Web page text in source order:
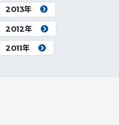
2013年
2012年
2011年